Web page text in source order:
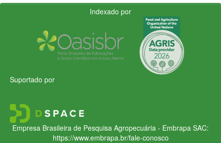
Indexado por
Suportado por
Empresa Brasileira de Pesquisa Agropecuária - Embrapa SAC:
https://www.embrapa.br/fale-conosco